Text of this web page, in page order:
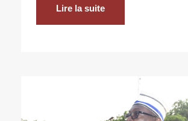
Lire la suite